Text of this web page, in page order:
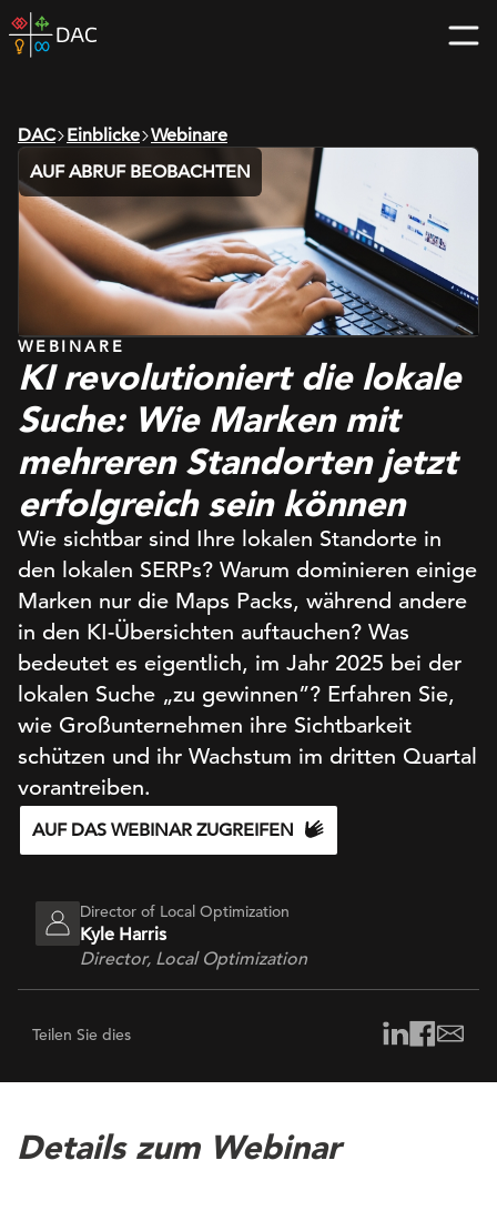
Skip
to
home
DAC Einblicke Webinare
WEBINARE
KI revolutioniert die lokale
Suche: Wie Marken mit
mehreren Standorten jetzt
erfolgreich sein können
Wie sichtbar sind Ihre lokalen Standorte in
den lokalen SERPs? Warum dominieren einige
Marken nur die Maps Packs, während andere
in den KI-Übersichten auftauchen? Was
bedeutet es eigentlich, im Jahr 2025 bei der
lokalen Suche „zu gewinnen”? Erfahren Sie,
wie Großunternehmen ihre Sichtbarkeit
schützen und ihr Wachstum im dritten Quartal
vorantreiben.
AUF DAS WEBINAR ZUGREIFEN
Director of Local Optimization
Kyle Harris
Director, Local Optimization
Teilen Sie dies
AUF ABRUF BEOBACHTEN
Details zum Webinar